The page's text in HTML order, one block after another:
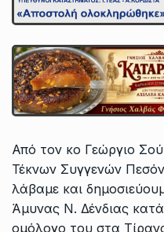
Από τον κο Γεώργιο
Τέκνων Συγγενών
λάβαμε και
Άμυνας Ν. Δένδιας
ομόλογο του στα